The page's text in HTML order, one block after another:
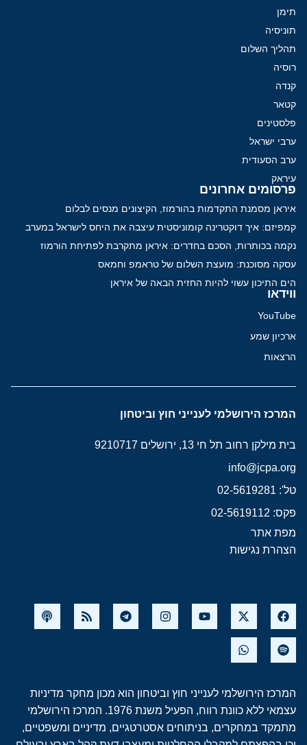
תימן
תוניסיה
תהליך השלום
רוסיה
קנדה
קטאר
פלסטינים
ערבי ישראל
ערב הסעודית
עיראק
פרסומים אחרונים
איראן מסמנת התקדמות בהורמוז, הקיצונים מנסים לבלום
קמפיזם: איך דוקטרינה קומוניסטית עיצבה את היחס לישראל במערב
נקמה בכותרות, הסכם בחדרים: איראן מתקרבת לפתיחת הורמוז
עסקה מסוכנת: מועצת השלום של טראמפ וחמאס
הים התיכון עשוי להיות החזית הבאה של איראן
ווידאו
YouTube
ארכיון שמע
הרצאות
המרכז הירושלמי לענייני חוץ וביטחון
בית מילקן רחוב תל חי 13, ירושלים 9210717
info@jcpa.org
טל': 02-5619281
פקס: 02-5619112
מפת אתר
הצהרת נגישות
המרכז הירושלמי לענייני חוץ וביטחון הוא מכון מחקר מדיניות
עצמאי ללא כוונת רווח, הפעיל משנת 1976. המרכז הירושלמי
מתמקד במחקרים, בניתוחים אסטרטגיים, מדיניים ומשפטיים,